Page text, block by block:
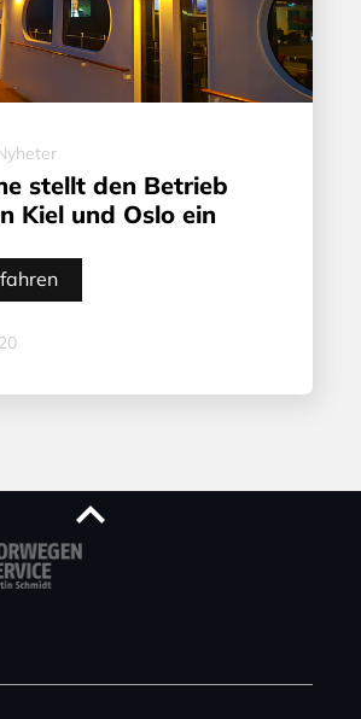
stellt den Betrieb
Kiel und Oslo ein